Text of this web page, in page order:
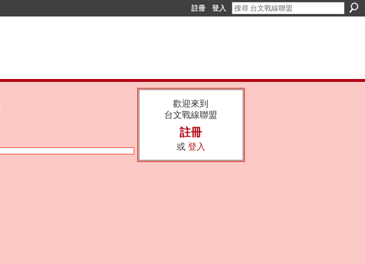
註冊 登入
歡迎來到
台文戰線聯盟
註冊
或 登入